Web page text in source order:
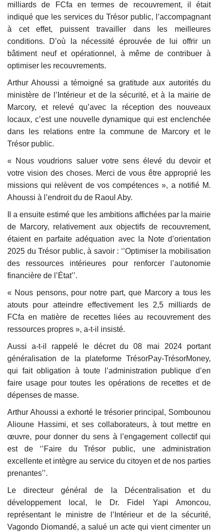
milliards de FCfa en termes de recouvrement, il était
indiqué que les services du Trésor public, l’accompagnant
à cet effet, puissent travailler dans les meilleures
conditions. D’où la nécessité éprouvée de lui offrir un
bâtiment neuf et opérationnel, à même de contribuer à
optimiser les recouvrements.
Arthur Ahoussi a témoigné sa gratitude aux autorités du
ministère de l’Intérieur et de la sécurité, et à la mairie de
Marcory, et relevé qu’avec la réception des nouveaux
locaux, c’est une nouvelle dynamique qui est enclenchée
dans les relations entre la commune de Marcory et le
Trésor public.
« Nous voudrions saluer votre sens élevé du devoir et
votre vision des choses. Merci de vous être approprié les
missions qui relèvent de vos compétences », a notifié M.
Ahoussi à l’endroit du de Raoul Aby.
Il a ensuite estimé que les ambitions affichées par la mairie
de Marcory, relativement aux objectifs de recouvrement,
étaient en parfaite adéquation avec la Note d’orientation
2025 du Trésor public, à savoir : ‘’Optimiser la mobilisation
des ressources intérieures pour renforcer l’autonomie
financière de l’État’’.
« Nous pensons, pour notre part, que Marcory a tous les
atouts pour atteindre effectivement les 2,5 milliards de
FCfa en matière de recettes liées au recouvrement des
ressources propres », a-t-il insisté.
Aussi a-t-il rappelé le décret du 08 mai 2024 portant
généralisation de la plateforme TrésorPay-TrésorMoney,
qui fait obligation à toute l’administration publique d’en
faire usage pour toutes les opérations de recettes et de
dépenses de masse.
Arthur Ahoussi a exhorté le trésorier principal, Sombounou
Alioune Hassimi, et ses collaborateurs, à tout mettre en
œuvre, pour donner du sens à l’engagement collectif qui
est de ‘’Faire du Trésor public, une administration
excellente et intègre au service du citoyen et de nos parties
prenantes’’.
Le directeur général de la Décentralisation et du
développement local, le Dr. Fidel Yapi Amoncou,
représentant le ministre de l’Intérieur et de la sécurité,
Vagondo Diomandé, a salué un acte qui vient cimenter un